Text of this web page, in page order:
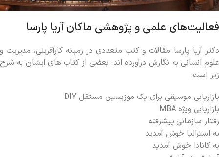
فعالیت‌های علمی و پژوهشی ماکان آریا پارسا
دکتر آریا پارسا مقالات و کتب متعددی در زمینه کارآفرینی، مدیریت و
علوم انسانی به نگارش درآورده‌ اند. بعضی از کتاب های ایشان به شرح
زیر است:
بازاریابی موسیقی برای یک موزیسین مستقل DIY
بازاریابی ویژه MBA
رفتار سازمانی پیشرفته
به استرالیا خوش آمدید
به کانادا خوش آمدید